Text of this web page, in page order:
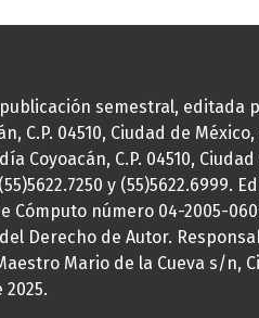
semestral, editada
C.P. 04510, Ciudad de
Coyoacán, C.P. 04510,
y (55)5622.6999.
número 04-2005-
Derecho de Autor.
Mario de la Cueva s/n,